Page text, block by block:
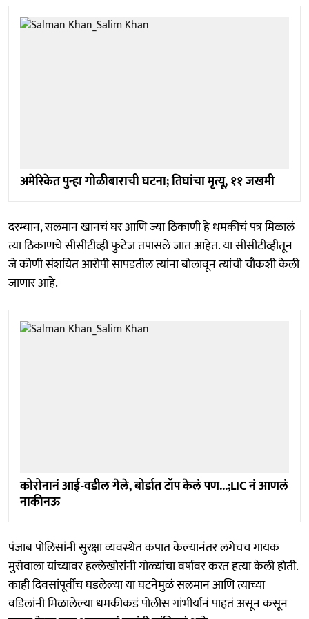
अमेरिकेत पुन्हा गोळीबाराची घटना; तिघांचा मृत्यू, ११ जखमी
दरम्यान, सलमान खानचं घर आणि ज्या ठिकाणी हे धमकीचं पत्र मिळालं
त्या ठिकाणचे सीसीटीव्ही फुटेज तपासले जात आहेत. या सीसीटीव्हीतून
जे कोणी संशयित आरोपी सापडतील त्यांना बोलावून त्यांची चौकशी केली
जाणार आहे.
कोरोनानं आई-वडील गेले, बोर्डात टॉप केलं पण...;LIC नं आणलं
नाकीनऊ
पंजाब पोलिसांनी सुरक्षा व्यवस्थेत कपात केल्यानंतर लगेचच गायक
मुसेवाला यांच्यावर हल्लेखोरांनी गोळ्यांचा वर्षावर करत हत्या केली होती.
काही दिवसांपूर्वीच घडलेल्या या घटनेमुळं सलमान आणि त्याच्या
वडिलांनी मिळालेल्या धमकीकडं पोलीस गांभीर्यानं पाहतं असून कसून